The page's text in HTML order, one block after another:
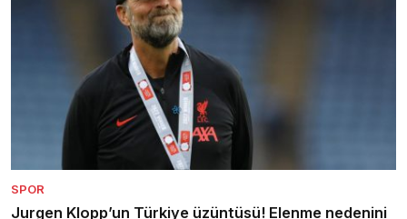
SPOR
Jurgen Klopp’un Türkiye üzüntüsü! Elenme nedenini